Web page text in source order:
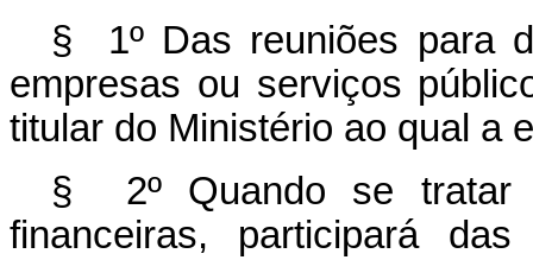
§ 1º Das reuniões para
empresas ou serviços
titular do Ministério ao qual a
§ 2º Quando se tratar
financeiras, participará